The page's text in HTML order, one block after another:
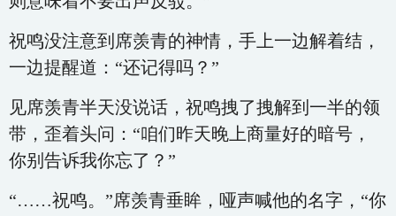
祝鸣没注意到席羡青的神情，手上一边解着结，
一边提醒道：“还记得吗？”
见席羡青半天没说话，祝鸣拽了拽解到一半的领
带，歪着头问：“咱们昨天晚上商量好的暗号，
你别告诉我你忘了？”
“……祝鸣。”席羡青垂眸，哑声喊他的名字，“你